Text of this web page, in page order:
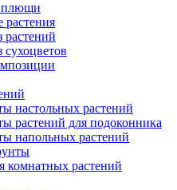
растения
настольных растений
растений для подоконника
напольных растений
комнатных растений